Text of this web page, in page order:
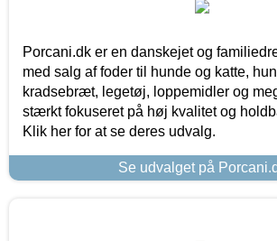
Porcani.dk er en danskejet og
med salg af foder til hunde og katte,
kradsebræt, legetøj, loppemidler og
stærkt fokuseret på høj kvalitet og
Klik her for at se deres udvalg.
Se udvalget på